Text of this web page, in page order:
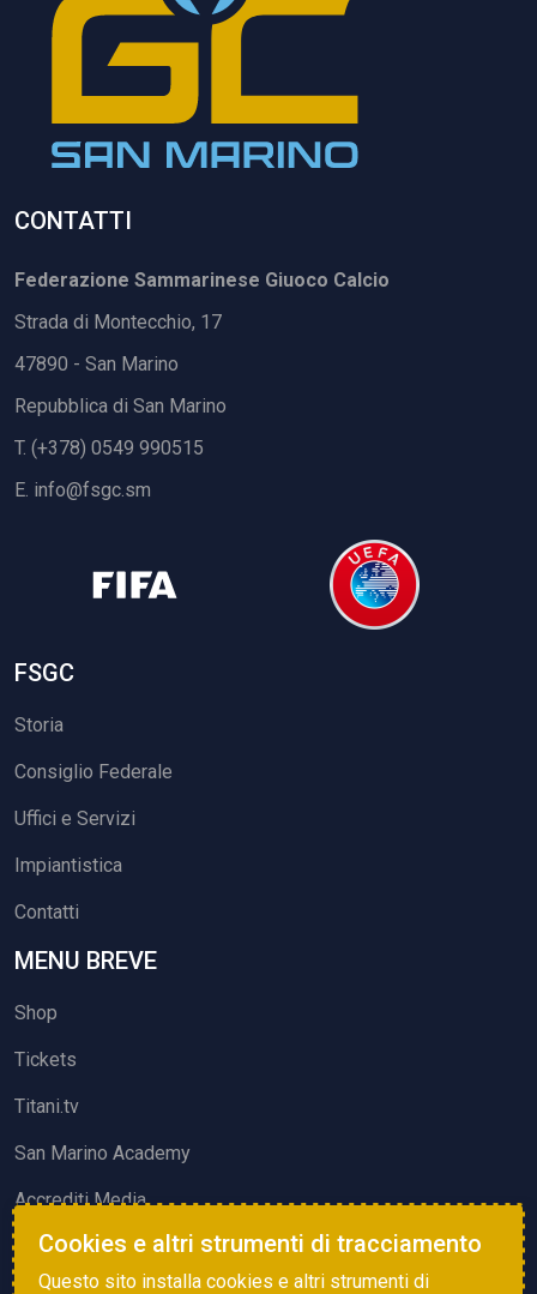
CONTATTI
Federazione Sammarinese Giuoco Calcio
Strada di Montecchio, 17
47890 - San Marino
Repubblica di San Marino
T. (+378) 0549 990515
E. info@fsgc.sm
FSGC
Storia
Consiglio Federale
Uffici e Servizi
Impiantistica
Contatti
MENU BREVE
Shop
Tickets
Titani.tv
San Marino Academy
Accrediti Media
ATTIVITÀ ED EVENTI
Cookies e altri strumenti di tracciamento
Questo sito installa cookies e altri strumenti di